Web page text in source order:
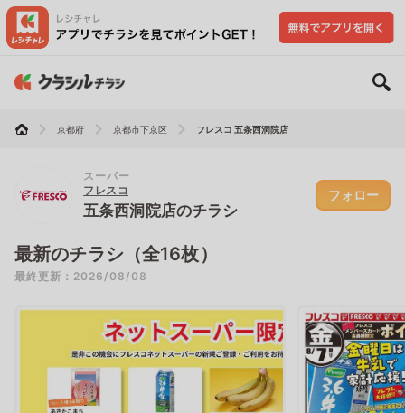
京都府 京都市下京区 フレスコ 五条西洞院店
スーパー
フレスコ
五条西洞院店のチラシ
フォロー
最新のチラシ（全16枚）
最終更新：2026/08/08